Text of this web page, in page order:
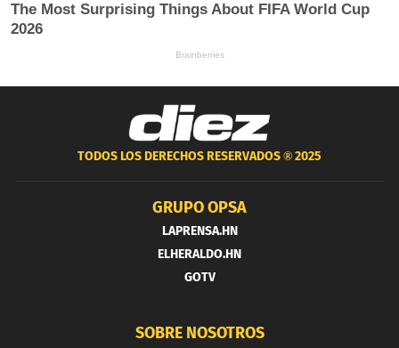
TODOS LOS DERECHOS RESERVADOS ®2025
GRUPO OPSA
LAPRENSA.HN
ELHERALDO.HN
GOTV
SOBRE NOSOTROS